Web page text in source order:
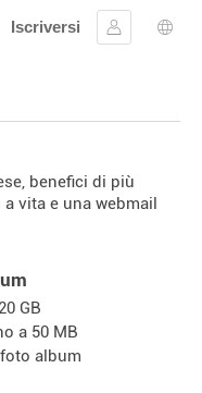
Iscriversi
Collegarsi
benefici di più
vita e una webmail
GB
a 50 MB
album